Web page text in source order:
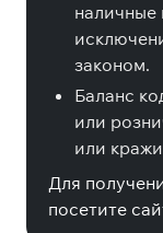
наличные
законом.
Баланс
или
или
Для
посетите